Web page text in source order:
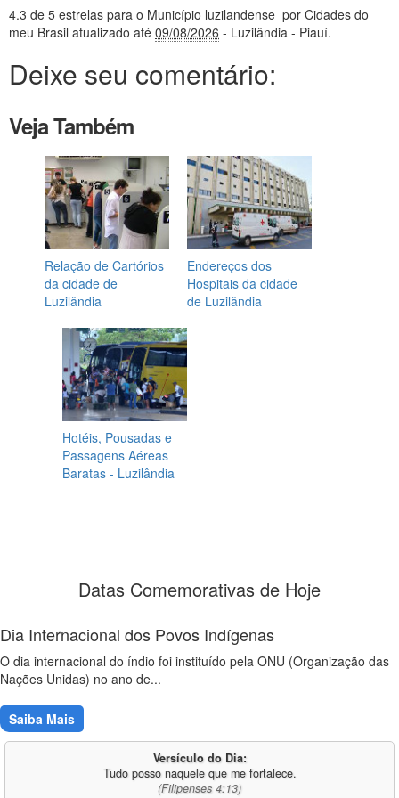
4.3 de 5 estrelas para o Município luzilandense por Cidades do
meu Brasil atualizado até 09/08/2026 - Luzilândia - Piauí.
Deixe seu comentário:
Veja Também
Relação de Cartórios
da cidade de
Luzilândia
Endereços dos
Hospitais da cidade
de Luzilândia
Hotéis, Pousadas e
Passagens Aéreas
Baratas - Luzilândia
Datas Comemorativas de Hoje
Dia Internacional dos Povos Indígenas
O dia internacional do índio foi instituído pela ONU (Organização das
Nações Unidas) no ano de...
Saiba Mais
Versículo do Dia:
Tudo posso naquele que me fortalece.
(Filipenses 4:13)